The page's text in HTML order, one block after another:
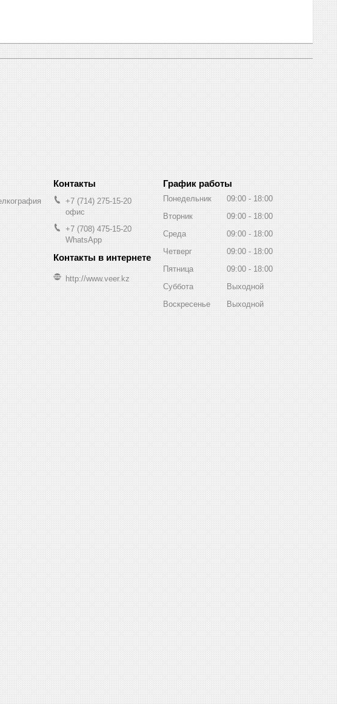
+7 (714) 275-15-20
офис
+7 (708) 475-15-20
WhatsApp
http://www.veer.kz
График работы
Понедельник 09:00
18:00
Вторник
09:00
18:00
Среда
09:00
18:00
Четверг
09:00
18:00
Пятница
09:00
18:00
Суббота
Выходной
Воскресенье
Выходной